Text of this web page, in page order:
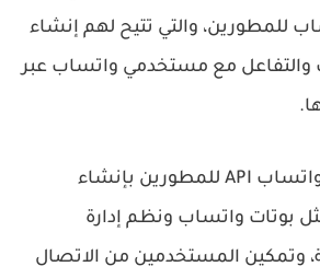
للمطورين، والتي تتيح لهم إنشاء
والتفاعل مع مستخدمي واتساب عبر
ويسمح استخدام واتساب API للمطورين بإنشاء
بوتات واتساب ونظم إدارة
وتمكين المستخدمين من الاتصال